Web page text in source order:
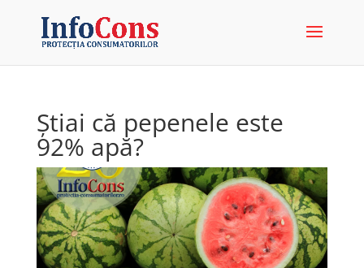
Știai că pepenele este
92% apă?